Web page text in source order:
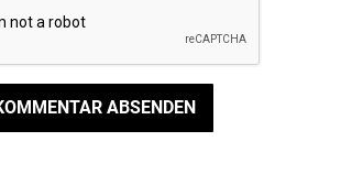
ABSENDEN